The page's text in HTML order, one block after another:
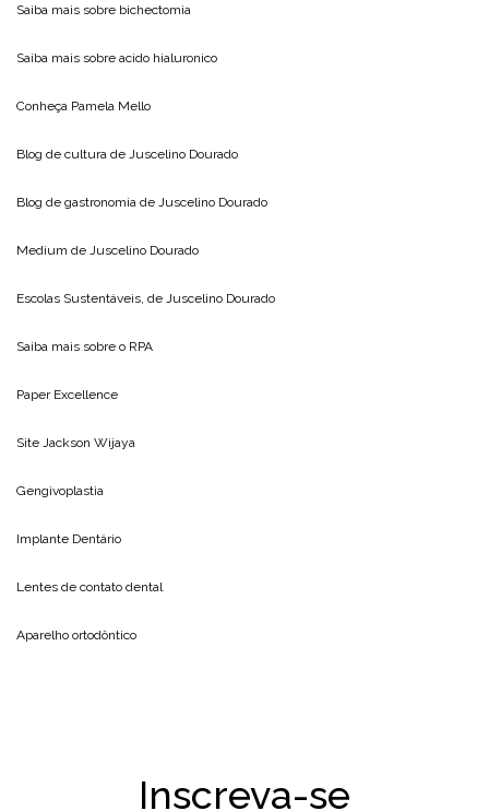
Saiba mais sobre bichectomia
Saiba mais sobre acido hialuronico
Conheça Pamela Mello
Blog de cultura de Juscelino Dourado
Blog de gastronomia de Juscelino Dourado
Medium de Juscelino Dourado
Escolas Sustentáveis, de Juscelino Dourado
Saiba mais sobre o RPA
Paper Excellence
Site Jackson Wijaya
Gengivoplastia
Implante Dentário
Lentes de contato dental
Aparelho ortodôntico
Inscreva-se